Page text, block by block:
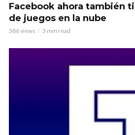
Facebook ahora también
de juegos en la nube
386 views 3 min read